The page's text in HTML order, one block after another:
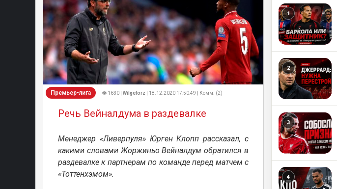
Премьер-лига 👁 1630 | Wilgeforz | 18.12.2020 17:50:49 | Комм. (2)
Речь Вейналдума в раздевалке
Менеджер «Ливерпуля» Юрген Клопп рассказал, с
какими словами Жоржиньо Вейналдум обратился в
раздевалке к партнерам по команде перед матчем с
«Тоттенхэмом».
ML
ML
ML
ML